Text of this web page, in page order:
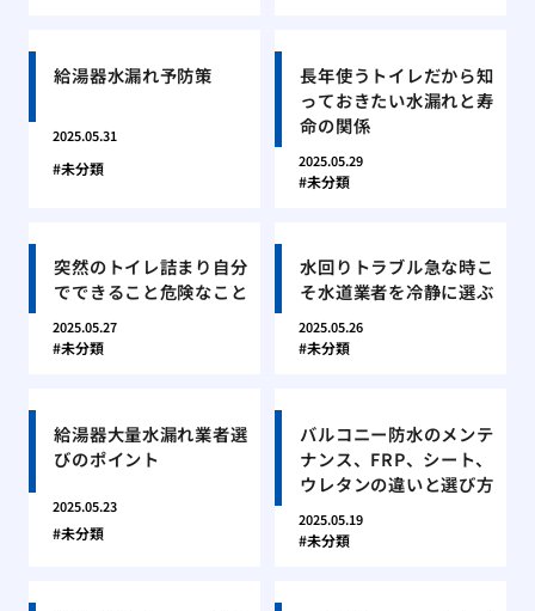
給湯器水漏れ予防策
2025.05.31
未分類
長年使うトイレだから知
っておきたい水漏れと寿
命の関係
2025.05.29
未分類
突然のトイレ詰まり自分
でできること危険なこと
2025.05.27
未分類
水回りトラブル急な時こ
そ水道業者を冷静に選ぶ
2025.05.26
未分類
給湯器大量水漏れ業者選
びのポイント
2025.05.23
未分類
バルコニー防水のメンテ
ナンス、FRP、シート、
ウレタンの違いと選び方
2025.05.19
未分類